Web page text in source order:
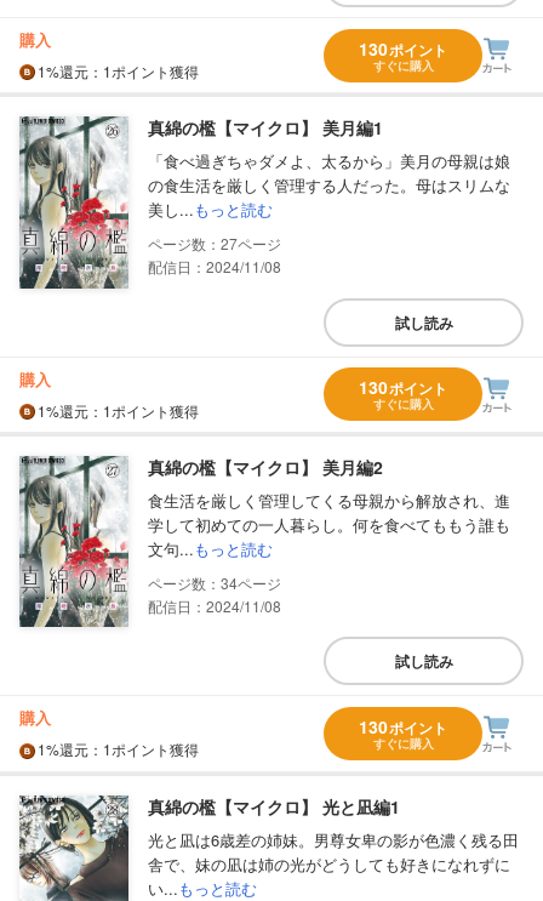
購入
1%還元 ：1ポイント獲得
130ポイント
すぐに購入
真綿の檻【マイクロ】 美月編1
「食べ過ぎちゃダメよ、太るから」美月の母親は娘
の食生活を厳しく管理する人だった。母はスリムな
美し...もっと読む
27
配信日：2024/11/08
試し読み
購入
1%還元 ：1ポイント獲得
130ポイント
すぐに購入
真綿の檻【マイクロ】 美月編2
食生活を厳しく管理してくる母親から解放され、進
学して初めての一人暮らし。何を食べてももう誰も
文句...もっと読む
34
配信日：2024/11/08
試し読み
購入
1%還元 ：1ポイント獲得
130ポイント
すぐに購入
真綿の檻【マイクロ】 光と凪編1
光と凪は6歳差の姉妹。男尊女卑の影が色濃く残る田
舎で、妹の凪は姉の光がどうしても好きになれずに
い...もっと読む